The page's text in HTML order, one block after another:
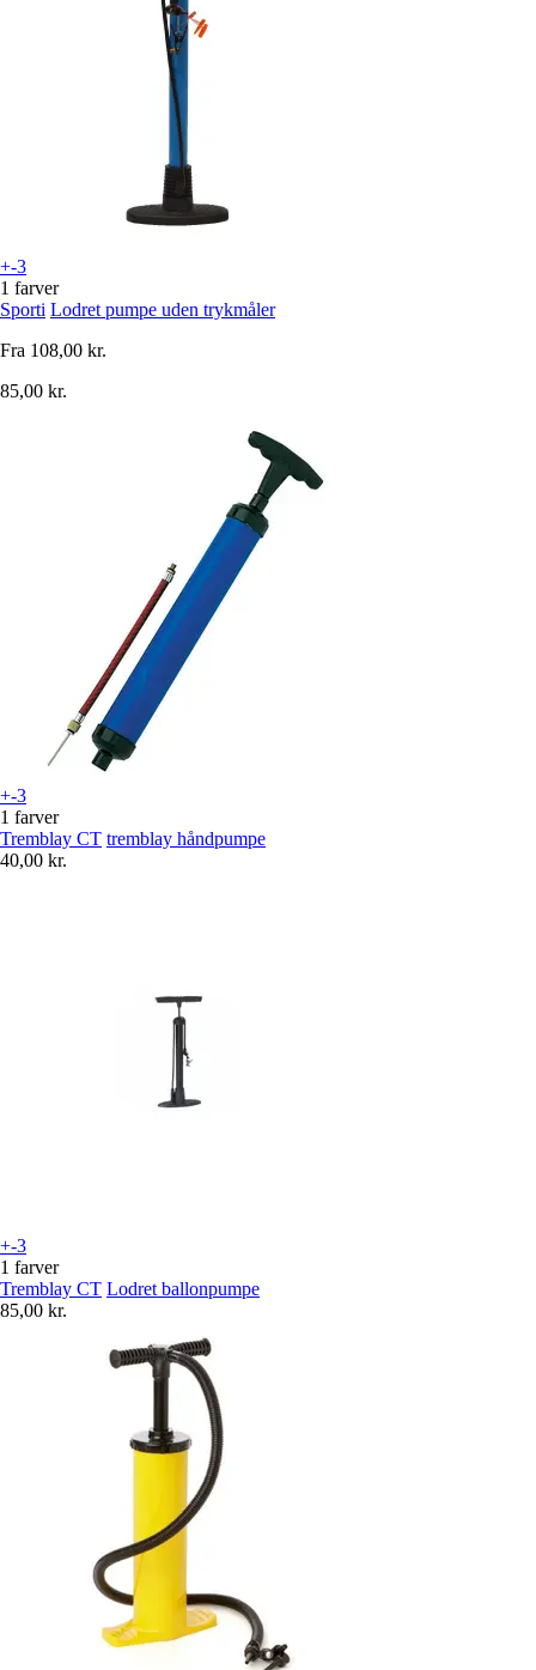
+-3
1 farver
Sporti Lodret pumpe uden trykmåler
Fra 108,00 kr.
85,00 kr.
+-3
1 farver
Tremblay CT tremblay håndpumpe
40,00 kr.
+-3
1 farver
Tremblay CT Lodret ballonpumpe
85,00 kr.